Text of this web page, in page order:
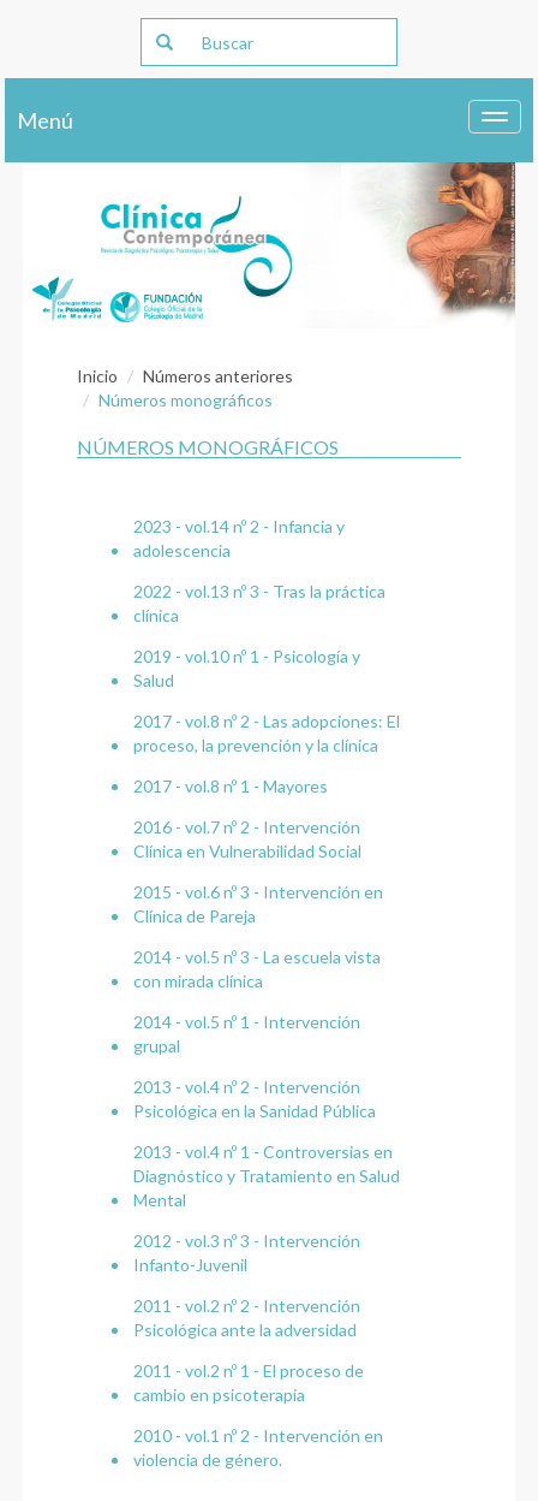
Menú
Inicio
Números anteriores
Números monográficos
NÚMEROS MONOGRÁFICOS
2023 - vol.14 nº 2 - Infancia y
adolescencia
2022 - vol.13 nº 3 - Tras la práctica
clínica
2019 - vol.10 nº 1 - Psicología y
Salud
2017 - vol.8 nº 2 - Las adopciones: El
proceso, la prevención y la clínica
2017 - vol.8 nº 1 - Mayores
2016 - vol.7 nº 2 - Intervención
Clínica en Vulnerabilidad Social
2015 - vol.6 nº 3 - Intervención en
Clínica de Pareja
2014 - vol.5 nº 3 - La escuela vista
con mirada clínica
2014 - vol.5 nº 1 - Intervención
grupal
2013 - vol.4 nº 2 - Intervención
Psicológica en la Sanidad Pública
2013 - vol.4 nº 1 - Controversias en
Diagnóstico y Tratamiento en Salud
Mental
2012 - vol.3 nº 3 - Intervención
Infanto-Juvenil
2011 - vol.2 nº 2 - Intervención
Psicológica ante la adversidad
2011 - vol.2 nº 1 - El proceso de
cambio en psicoterapia
2010 - vol.1 nº 2 - Intervención en
violencia de género.